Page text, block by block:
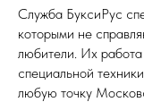
Служба БуксиРус
которыми не
любители. Их
специальной
любую точку